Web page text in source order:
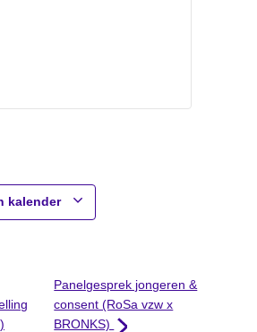
kalender
Panelgesprek jongeren &
consent (RoSa vzw x
BRONKS)